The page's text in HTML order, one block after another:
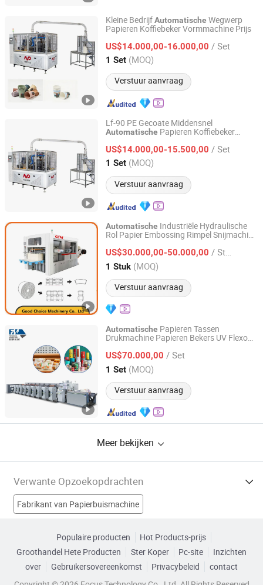
Kleine BedrijfAutomatische Wegwerp
Papieren Koffiebeker Vormmachine Prijs
US$14.000,00-16.000,00 / Set
1 Set (MOQ)
Verstuur aanvraag
Wenzhou Toppro Machinery Co., Ltd.
Zhejiang, China Sinds 2004
Lf-90 PE Gecoate Middensnel
Automatische Papieren Koffiebeker
Fabricagemachines voor Kleine Bedrijven
Prijzen
US$14.000,00-15.500,00 / Set
1 Set (MOQ)
Verstuur aanvraag
Wenzhou Toppro Machinery Co., Ltd.
Zhejiang, China Sinds 2004
Automatische Industriële Hydraulische
Rol Papier Embossing Rimpel Snijmachine
US$30.000,00-50.000,00 / Stuk
1 Stuk (MOQ)
Verstuur aanvraag
Good Choice Machinery Co., Ltd
Jiangsu, China Sinds 2024
Automatische Papieren Tassen
Drukmachine Papieren Bekers UV Flexo
Kleuren Pers Plastic Flexografie
Apparatuur Prijs
US$70.000,00 / Set
1 Set (MOQ)
Verstuur aanvraag
Wenzhou Fengming Machinery Co., Ltd.
Zhejiang, China Sinds 2006
Meer bekijken
Verwante Opzoekopdrachten
Fabrikant van Papierbuismachine
Fabrikant van Koolzuurhoudende Drankmachine
Populaire producten
Hot Products-prijs
Groothandel Hete Producten
Ster Koper Pc-site
Inzichten
over
Gebruikersovereenkomst Privacybeleid
contact